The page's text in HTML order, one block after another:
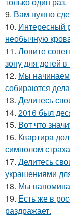
9. Вам нужно
10. Интересный
необычную
11. Ловите
зону для детей
12. Мы начинаем
собираются
13. Делитесь
14. 2016 был
15. Вот что
16. Квартира
символом
17. Делитесь
украшениями
18. Мы
19. Есть же в
раздражает.